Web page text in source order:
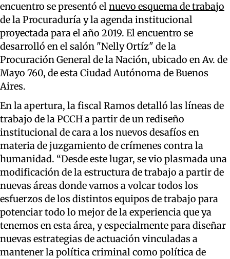
encuentro se presentó elnuevo esquema de trabajo
de la Procuraduría y la agenda institucional
proyectada para el año 2019. El encuentro se
desarrolló en el salón "Nelly Ortíz" de la
Procuración General de la Nación, ubicado en Av. de
Mayo 760, de esta Ciudad Autónoma de Buenos
Aires.
En la apertura, la fiscal Ramos detalló las líneas de
trabajo de la PCCH a partir de un rediseño
institucional de cara a los nuevos desafíos en
materia de juzgamiento de crímenes contra la
humanidad. “Desde este lugar, se vio plasmada una
modificación de la estructura de trabajo a partir de
nuevas áreas donde vamos a volcar todos los
esfuerzos de los distintos equipos de trabajo para
potenciar todo lo mejor de la experiencia que ya
tenemos en esta área, y especialmente para diseñar
nuevas estrategias de actuación vinculadas a
mantener la política criminal como política de